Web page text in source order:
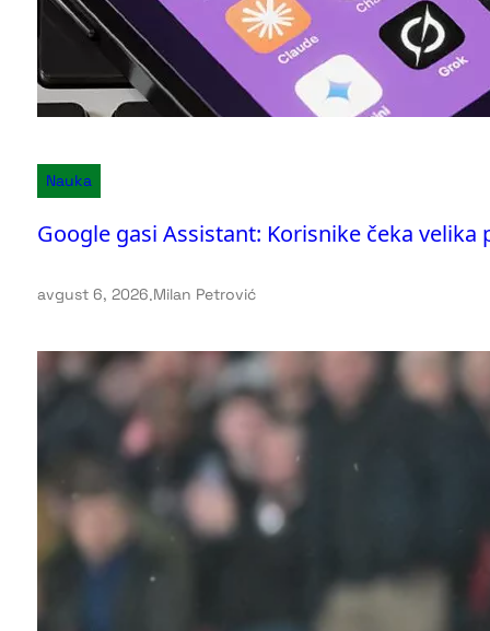
Nauka
Google gasi Assistant: Korisnike čeka velika
avgust 6, 2026.Milan Petrović